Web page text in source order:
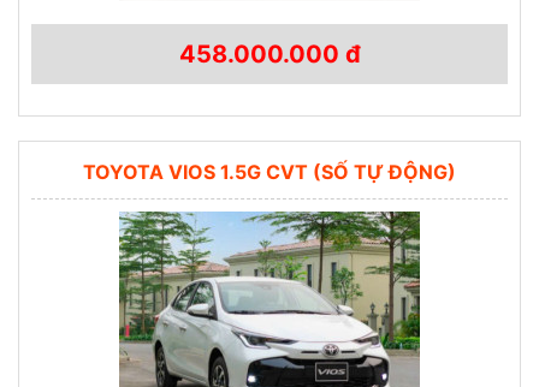
458.000.000 đ
TOYOTA VIOS 1.5G CVT (SỐ TỰ ĐỘNG)